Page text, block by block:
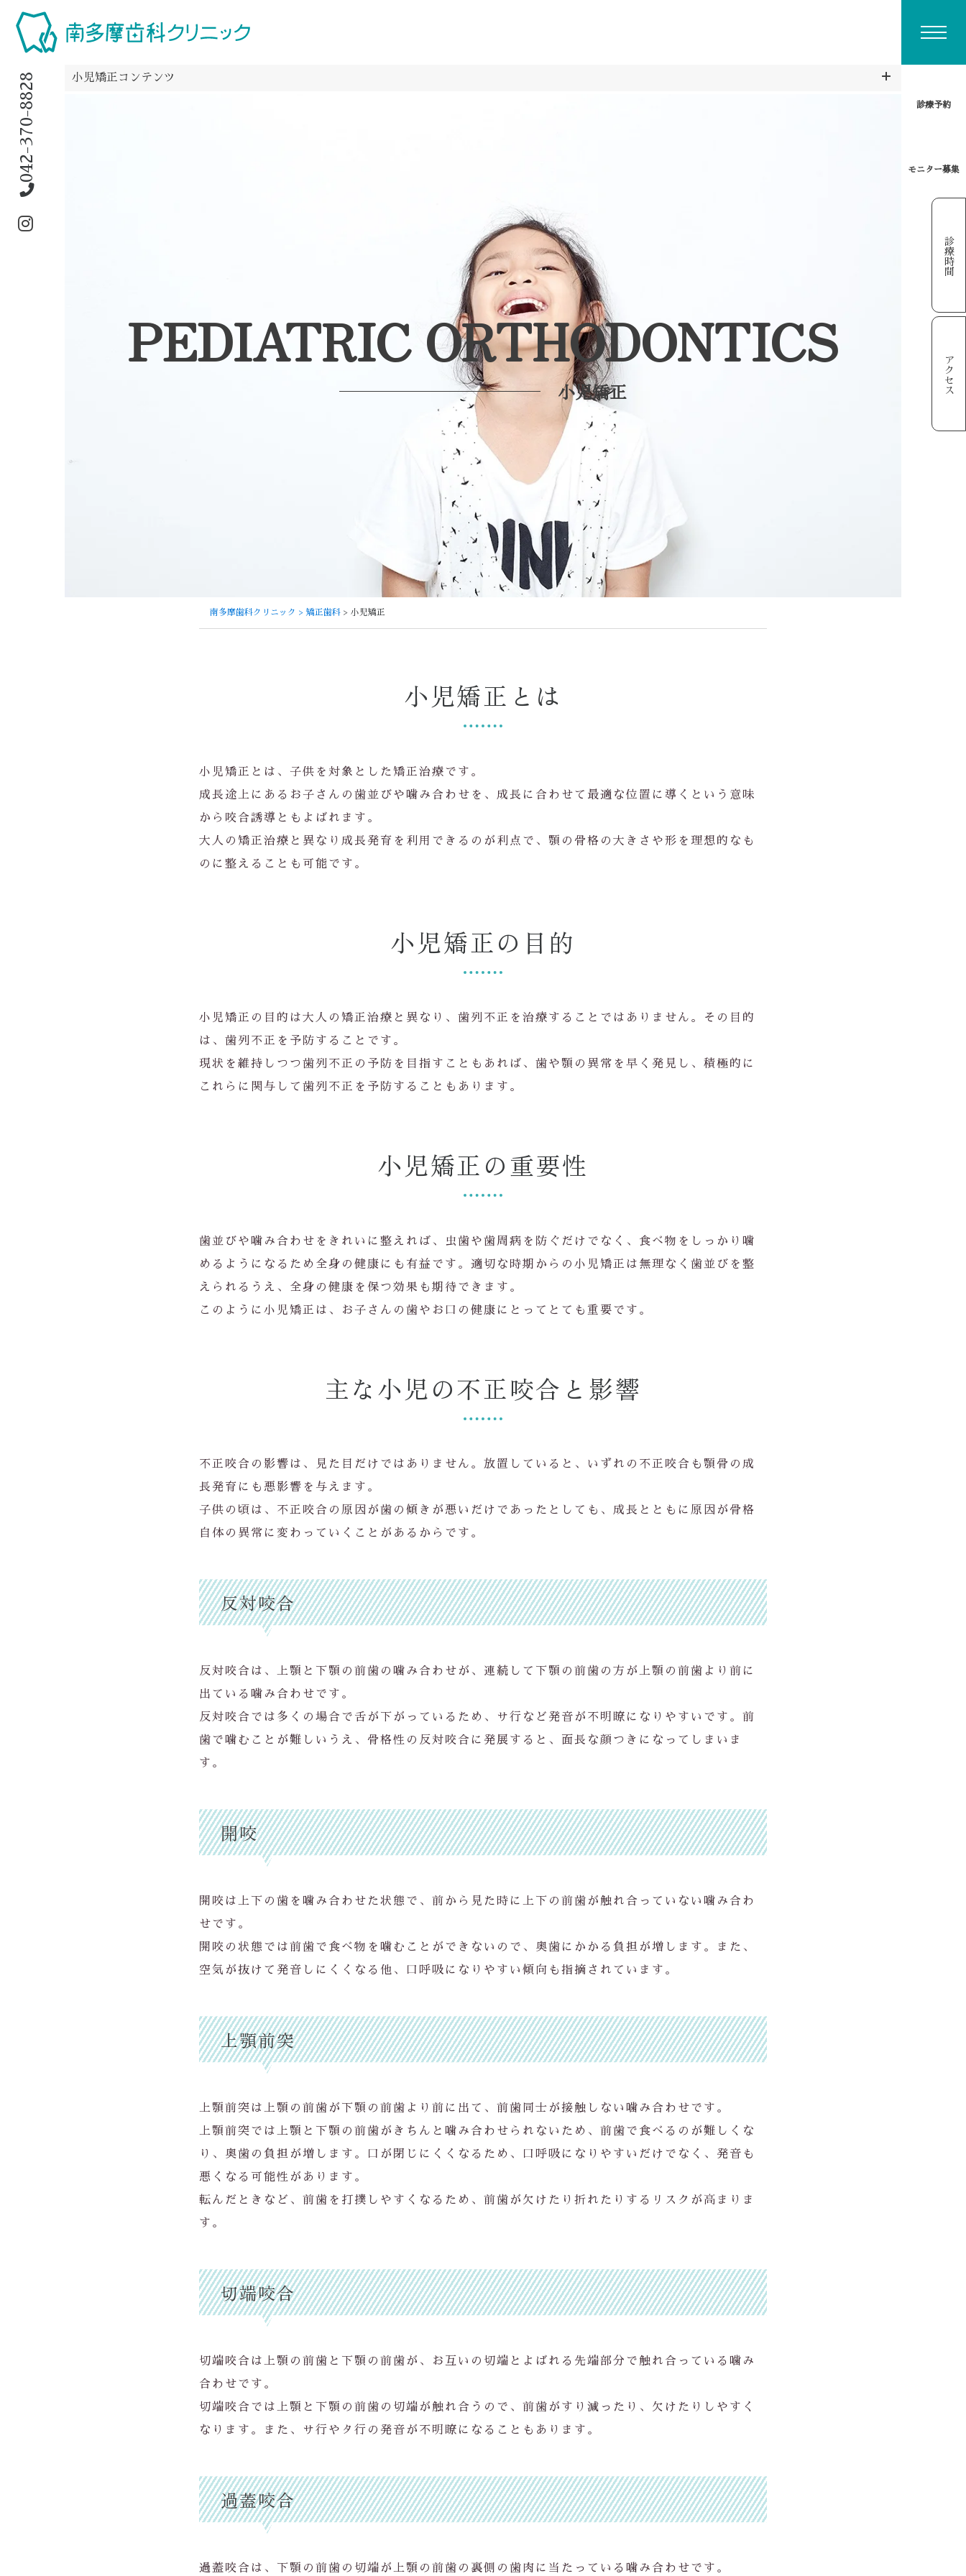
診療予約
モニター募集
診療時間
アクセス
042-370-8828 小児矯正コンテンツ
PEDIATRIC ORTHODONTICS
小児矯正
南多摩歯科クリニック > 矯正歯科 > 小児矯正
小児矯正とは
小児矯正とは、子供を対象とした矯正治療です。
成長途上にあるお子さんの歯並びや噛み合わせを、成長に合わせて最適な位置に導くという意味
から咬合誘導ともよばれます。
大人の矯正治療と異なり成長発育を利用できるのが利点で、顎の骨格の大きさや形を理想的なも
のに整えることも可能です。
小児矯正の目的
小児矯正の目的は大人の矯正治療と異なり、歯列不正を治療することではありません。その目的
は、歯列不正を予防することです。
現状を維持しつつ歯列不正の予防を目指すこともあれば、歯や顎の異常を早く発見し、積極的に
これらに関与して歯列不正を予防することもあります。
小児矯正の重要性
歯並びや噛み合わせをきれいに整えれば、虫歯や歯周病を防ぐだけでなく、食べ物をしっかり噛
めるようになるため全身の健康にも有益です。適切な時期からの小児矯正は無理なく歯並びを整
えられるうえ、全身の健康を保つ効果も期待できます。
このように小児矯正は、お子さんの歯やお口の健康にとってとても重要です。
主な小児の不正咬合と影響
不正咬合の影響は、見た目だけではありません。放置していると、いずれの不正咬合も顎骨の成
長発育にも悪影響を与えます。
子供の頃は、不正咬合の原因が歯の傾きが悪いだけであったとしても、成長とともに原因が骨格
自体の異常に変わっていくことがあるからです。
反対咬合
反対咬合は、上顎と下顎の前歯の噛み合わせが、連続して下顎の前歯の方が上顎の前歯より前に
出ている噛み合わせです。
反対咬合では多くの場合で舌が下がっているため、サ行など発音が不明瞭になりやすいです。前
歯で噛むことが難しいうえ、骨格性の反対咬合に発展すると、面長な顔つきになってしまいま
す。
開咬
開咬は上下の歯を噛み合わせた状態で、前から見た時に上下の前歯が触れ合っていない噛み合わ
せです。
開咬の状態では前歯で食べ物を噛むことができないので、奥歯にかかる負担が増します。また、
空気が抜けて発音しにくくなる他、口呼吸になりやすい傾向も指摘されています。
上顎前突
上顎前突は上顎の前歯が下顎の前歯より前に出て、前歯同士が接触しない噛み合わせです。
上顎前突では上顎と下顎の前歯がきちんと噛み合わせられないため、前歯で食べるのが難しくな
り、奥歯の負担が増します。口が閉じにくくなるため、口呼吸になりやすいだけでなく、発音も
悪くなる可能性があります。
転んだときなど、前歯を打撲しやすくなるため、前歯が欠けたり折れたりするリスクが高まりま
す。
切端咬合
切端咬合は上顎の前歯と下顎の前歯が、お互いの切端とよばれる先端部分で触れ合っている噛み
合わせです。
切端咬合では上顎と下顎の前歯の切端が触れ合うので、前歯がすり減ったり、欠けたりしやすく
なります。また、サ行やタ行の発音が不明瞭になることもあります。
過蓋咬合
過蓋咬合は、下顎の前歯の切端が上顎の前歯の裏側の歯肉に当たっている噛み合わせです。